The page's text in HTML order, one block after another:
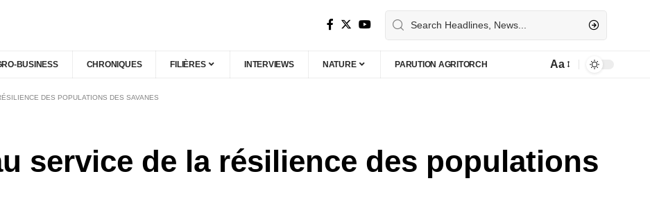
BUSINESS CHRONIQUES FILIÈRES INTERVIEWS NATURE PARUTION AGRITORCH Aa
DES POPULATIONS DES SAVANES
service de la résilience des populations